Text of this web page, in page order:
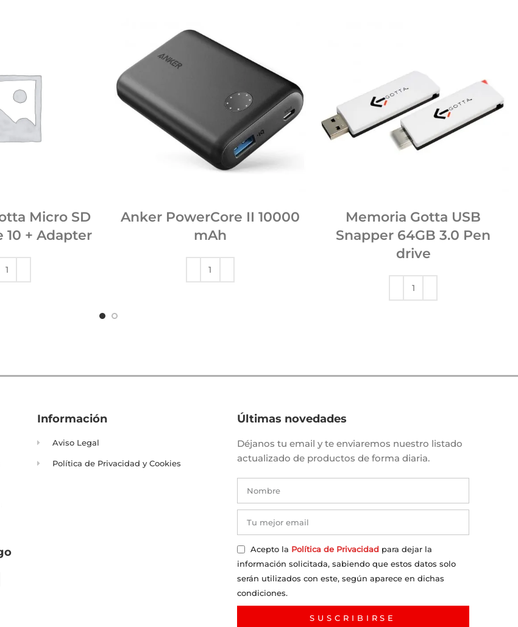
Micro SD
10 + Adapter
Anker PowerCore II 10000
mAh
Memoria Gotta USB
Snapper 64GB 3.0 Pen
drive
Información
Aviso Legal
Política de Privacidad y Cookies
Últimas novedades
Déjanos tu email y te enviaremos nuestro listado
actualizado de productos de forma diaria.
Acepto la Política de Privacidad para dejar la
información solicitada, sabiendo que estos datos solo
serán utilizados con este, según aparece en dichas
condiciones.
SUSCRIBIRSE